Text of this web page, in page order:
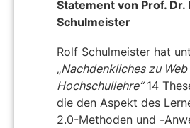
Statement von Prof. Dr.
Schulmeister
Rolf Schulmeister hat
„Nachdenkliches zu
Hochschullehre“14
die den Aspekt des
2.0-Methoden und -